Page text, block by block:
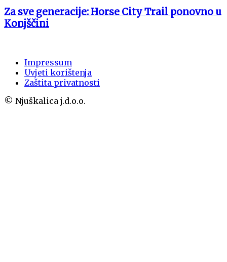
Za sve generacije: Horse City Trail ponovno u
Konjščini
Impressum
Uvjeti korištenja
Zaštita privatnosti
© Njuškalica j.d.o.o.